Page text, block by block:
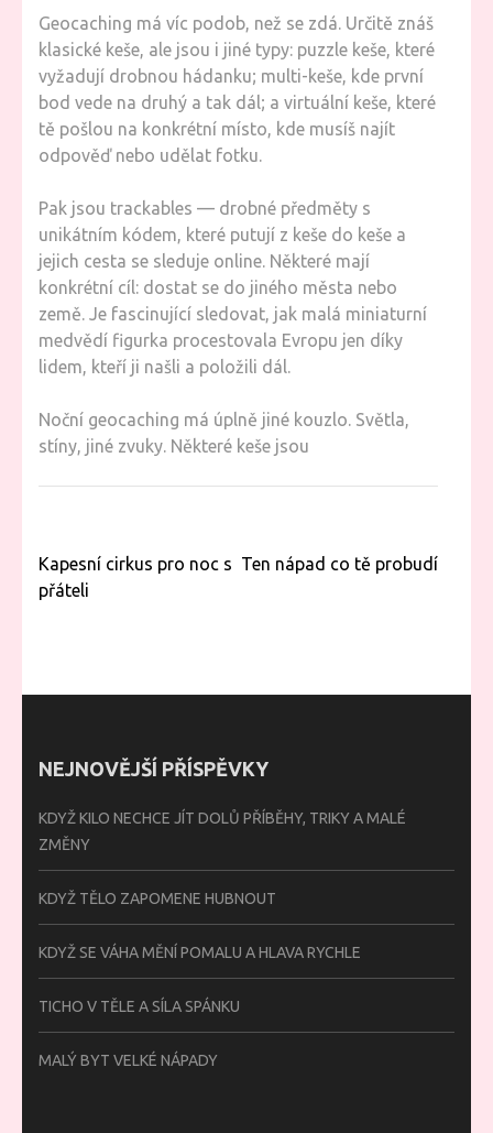
Geocaching má víc podob, než se zdá. Určitě znáš
klasické keše, ale jsou i jiné typy: puzzle keše, které
vyžadují drobnou hádanku; multi-keše, kde první
bod vede na druhý a tak dál; a virtuální keše, které
tě pošlou na konkrétní místo, kde musíš najít
odpověď nebo udělat fotku.
Pak jsou trackables — drobné předměty s
unikátním kódem, které putují z keše do keše a
jejich cesta se sleduje online. Některé mají
konkrétní cíl: dostat se do jiného města nebo
země. Je fascinující sledovat, jak malá miniaturní
medvědí figurka procestovala Evropu jen díky
lidem, kteří ji našli a položili dál.
Noční geocaching má úplně jiné kouzlo. Světla,
stíny, jiné zvuky. Některé keše jsou
Navigace
pro
Kapesní cirkus pro noc s
přáteli
Ten nápad co tě probudí
NEJNOVĚJŠÍ PŘÍSPĚVKY
KDYŽ KILO NECHCE JÍT DOLŮ PŘÍBĚHY, TRIKY A MALÉ
ZMĚNY
KDYŽ TĚLO ZAPOMENE HUBNOUT
KDYŽ SE VÁHA MĚNÍ POMALU A HLAVA RYCHLE
TICHO V TĚLE A SÍLA SPÁNKU
MALÝ BYT VELKÉ NÁPADY